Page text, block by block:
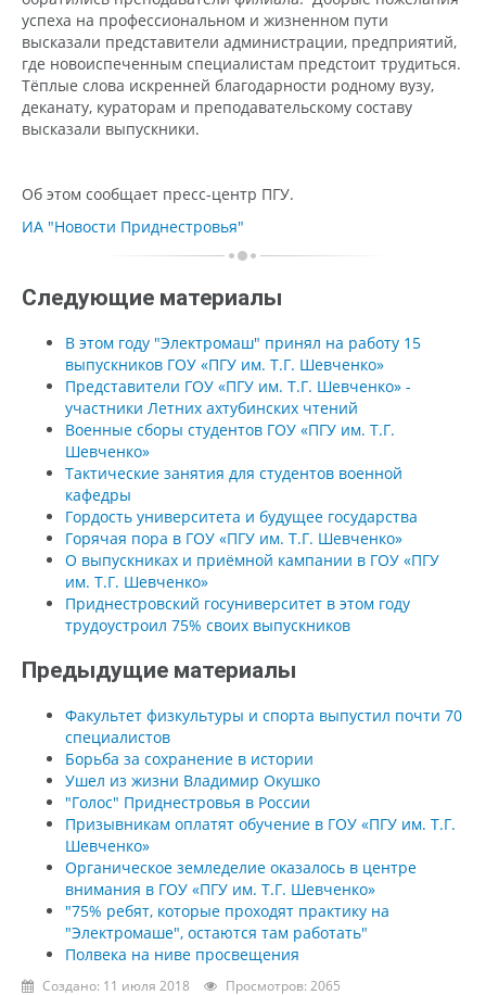
успеха на профессиональном и жизненном пути
высказали представители администрации, предприятий,
где новоиспеченным специалистам предстоит трудиться.
Тёплые слова искренней благодарности родному вузу,
деканату, кураторам и преподавательскому составу
высказали выпускники.
Об этом сообщает пресс-центр ПГУ.
ИА "Новости Приднестровья"
Следующие материалы
В этом году "Электромаш" принял на работу 15
выпускников ГОУ «ПГУ им. Т.Г. Шевченко»
Представители ГОУ «ПГУ им. Т.Г. Шевченко» -
участники Летних ахтубинских чтений
Военные сборы студентов ГОУ «ПГУ им. Т.Г.
Шевченко»
Тактические занятия для студентов военной
кафедры
Гордость университета и будущее государства
Горячая пора в ГОУ «ПГУ им. Т.Г. Шевченко»
О выпускниках и приёмной кампании в ГОУ «ПГУ
им. Т.Г. Шевченко»
Приднестровский госуниверситет в этом году
трудоустроил 75% своих выпускников
Предыдущие материалы
Факультет физкультуры и спорта выпустил почти 70
специалистов
Борьба за сохранение в истории
Ушел из жизни Владимир Окушко
"Голос" Приднестровья в России
Призывникам оплатят обучение в ГОУ «ПГУ им. Т.Г.
Шевченко»
Органическое земледелие оказалось в центре
внимания в ГОУ «ПГУ им. Т.Г. Шевченко»
"75% ребят, которые проходят практику на
"Электромаше", остаются там работать"
Полвека на ниве просвещения
Создано: 11 июля 2018 Просмотров: 2065